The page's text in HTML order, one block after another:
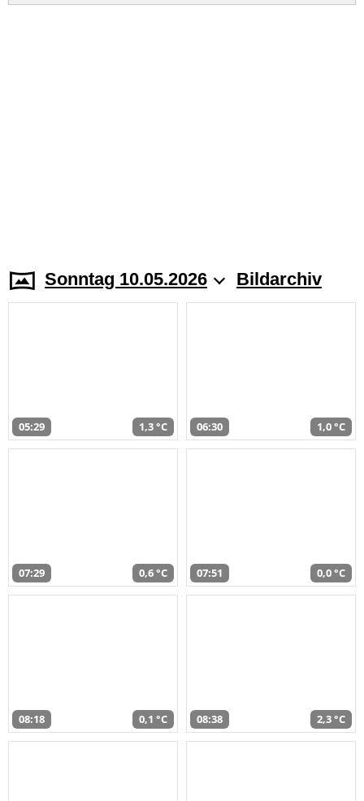
Sonntag 10.05.2026 Bildarchiv
05:29 1,3 °C 06:30 1,0 °C
07:29 0,6 °C 07:51 0,0 °C
08:18 0,1 °C 08:38 2,3 °C